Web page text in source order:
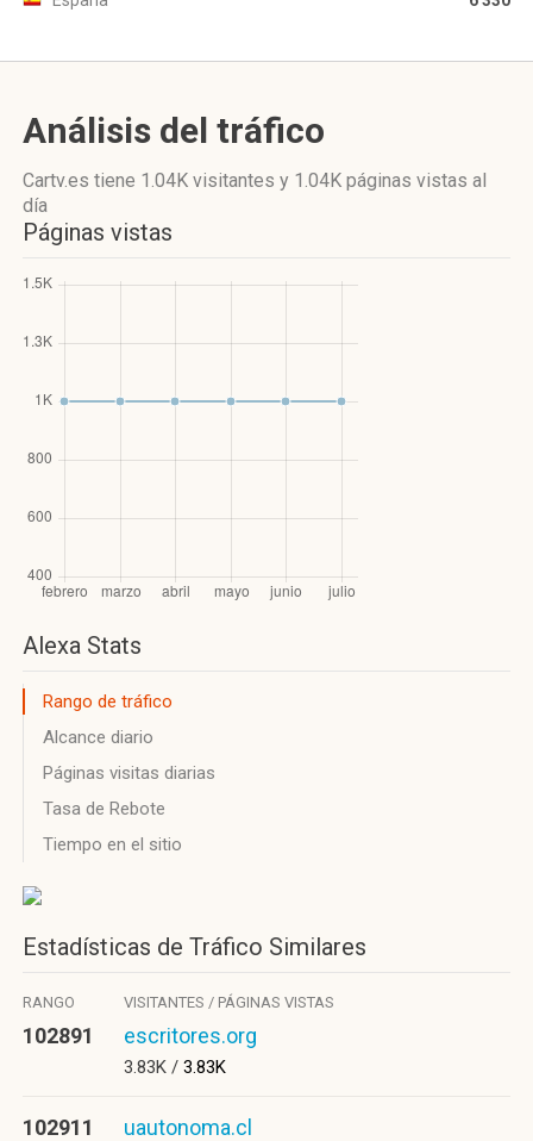
Análisis del tráfico
Cartv.es tiene 1.04K visitantes y 1.04K páginas vistas al
día
Páginas vistas
Alexa Stats
Rango de tráfico
Alcance diario
Páginas visitas diarias
Tasa de Rebote
Tiempo en el sitio
Estadísticas de Tráfico Similares
RANGO VISITANTES / PÁGINAS VISTAS
102891 escritores.org
3.83K / 3.83K
102911 uautonoma.cl